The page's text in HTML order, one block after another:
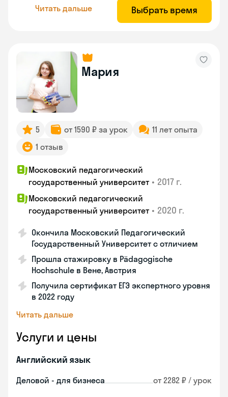
Читать дальше Выбрать время
Мария
5 от 1590 ₽ за урок
11 лет опыта
1 отзыв
Московский педагогический
государственный университет • 2017 г.
Московский педагогический
государственный университет • 2020 г.
Окончила Московский Педагогический
Государственный Университет с отличием
Прошла стажировку в Pädagogische
Hochschule в Вене, Австрия
Получила сертификат ЕГЭ экспертного уровня
в 2022 году
Читать дальше
Услуги и цены
Английский язык
Деловой - для бизнеса от 2282 ₽ / урок